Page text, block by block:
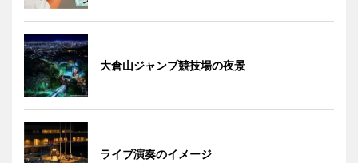
大倉山ジャンプ競技場の夜景
ライブ演奏のイメージ